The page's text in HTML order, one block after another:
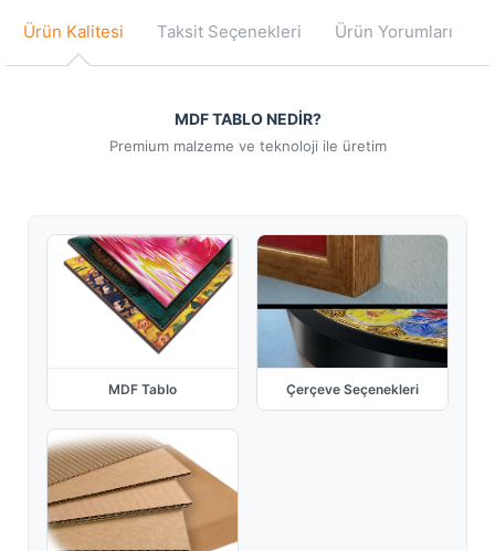
Ürün Kalitesi Taksit Seçenekleri Ürün Yorumları
MDF TABLO NEDİR?
Premium malzeme ve teknoloji ile üretim
MDF Tablo Çerçeve Seçenekleri